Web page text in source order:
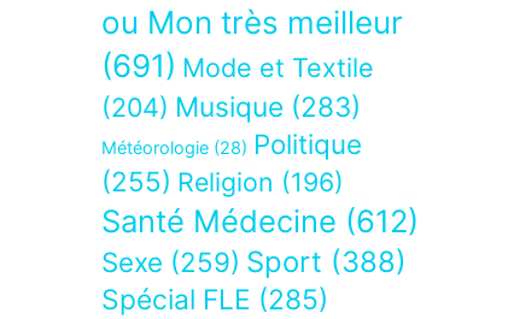
ou Mon très meilleur
(691) Mode et Textile
(204) Musique (283)
Météorologie (28) Politique
(255) Religion (196)
Santé Médecine (612)
Sexe (259) Sport (388)
Spécial FLE (285)